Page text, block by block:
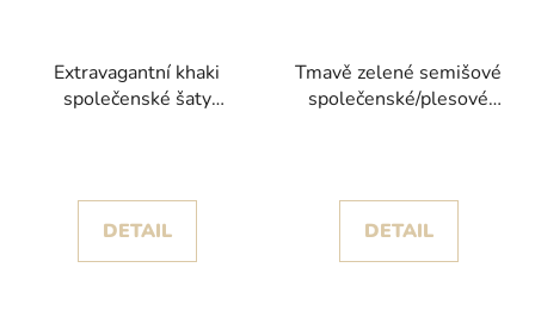
Extravagantní khaki
společenské šaty
DETAIL
Tmavě zelené semišové
společenské/plesové
DETAIL